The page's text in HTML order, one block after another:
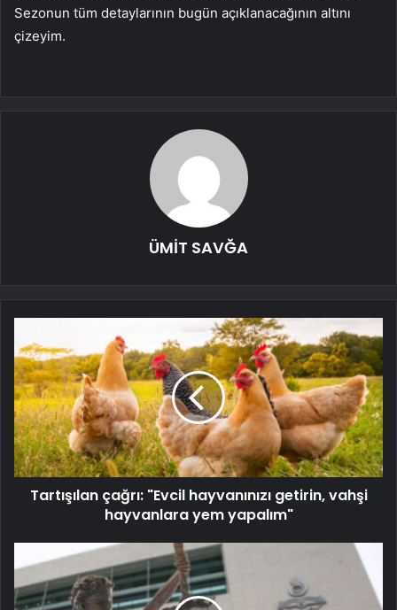
Sezonun tüm detaylarının bugün açıklanacağının altını
çizeyim.
ÜMİT SAVĞA
Tartışılan çağrı: "Evcil hayvanınızı getirin, vahşi
hayvanlara yem yapalım"